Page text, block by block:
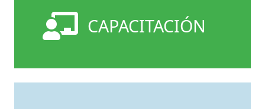
CAPACITACIÓN